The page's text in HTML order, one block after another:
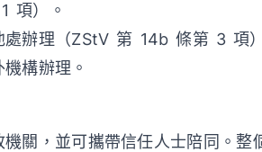
項）。
處辦理（ZStV 第 14b 條第 3 項
構辦理。
關，並可攜帶信任人士陪同。整